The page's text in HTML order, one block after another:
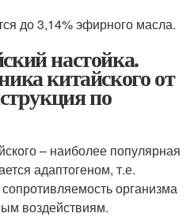
до 3,14% эфирного масла.
настойка.
китайского от
по
– наиболее популярная
адаптогеном, т.е.
организма
воздействиям.